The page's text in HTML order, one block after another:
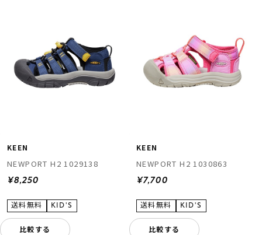
KEEN
NEWPORT H2 1029138
¥8,250
比較する
KEEN
NEWPORT H2 1030863
¥7,700
比較する